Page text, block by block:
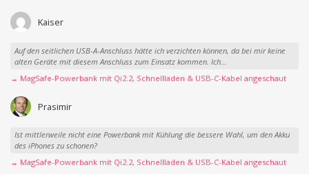
Kaiser
Auf den seitlichen USB-A-Anschluss hätte ich verzichten können, da bei mir keine
alten Geräte mit diesem Anschluss zum Einsatz kommen. Ich...
→ MagSafe-Powerbank mit Qi2.2, Schnellladen & USB-C-Kabel angeschaut
Prasimir
Ist mittlerweile nicht eine Powerbank mit Kühlung die bessere Wahl, um den Akku
des iPhones zu schonen?
→ MagSafe-Powerbank mit Qi2.2, Schnellladen & USB-C-Kabel angeschaut